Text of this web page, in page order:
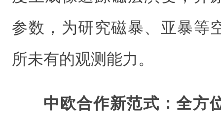
参数，为研究磁暴、亚暴等
所未有的观测能力。
中欧合作新范式：全方